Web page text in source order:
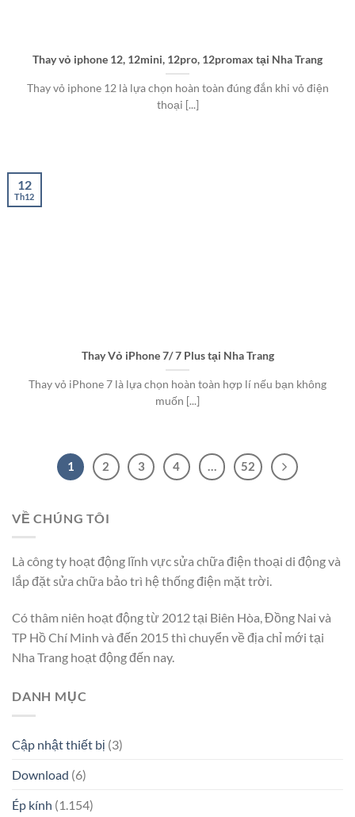
Thay vỏ iphone 12, 12mini, 12pro, 12promax tại Nha Trang
Thay vỏ iphone 12 là lựa chọn hoàn toàn đúng đắn khi vỏ điện
thoại [...]
Thay Vỏ iPhone 7/ 7 Plus tại Nha Trang
Thay vỏ iPhone 7 là lựa chọn hoàn toàn hợp lí nếu bạn không
muốn [...]
12
Th12
1 2 3 4 … 52
VỀ CHÚNG TÔI
Là công ty hoạt động lĩnh vực sửa chữa điện thoại di động và
lắp đặt sửa chữa bảo trì hệ thống điện mặt trời.
Có thâm niên hoạt động từ 2012 tại Biên Hòa, Đồng Nai và
TP Hồ Chí Minh và đến 2015 thì chuyển về địa chỉ mới tại
Nha Trang hoạt động đến nay.
DANH MỤC
Cập nhật thiết bị (3)
Download (6)
Ép kính (1.154)